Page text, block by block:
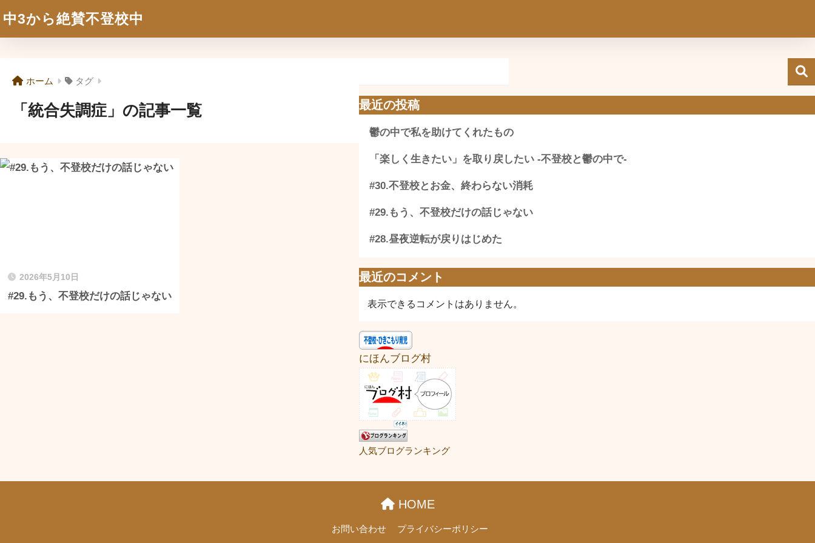
中3から絶賛不登校中
ホーム タグ
「統合失調症」の記事一覧
2026年5月10日
#29.もう、不登校だけの話じゃない
最近の投稿
鬱の中で私を助けてくれたもの
「楽しく生きたい」を取り戻したい -不登校と鬱の中で-
#30.不登校とお金、終わらない消耗
#29.もう、不登校だけの話じゃない
#28.昼夜逆転が戻りはじめた
最近のコメント
表示できるコメントはありません。
にほんブログ村
人気ブログランキング
HOME
お問い合わせ プライバシーポリシー